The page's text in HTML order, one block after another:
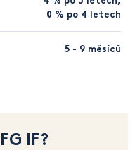
0 % po 4 letech
5 - 9 měsíců
IF?